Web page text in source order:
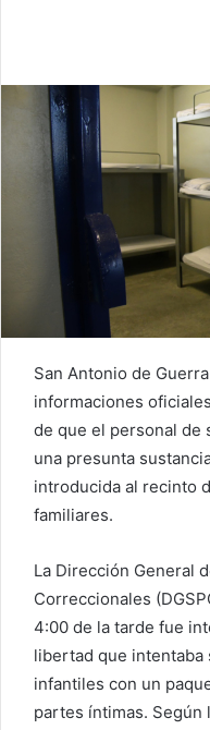
San Antonio de
informaciones
de que el personal de
una presunta
introducida al recinto
familiares.
La Dirección General
Correccionales
4:00 de la tarde fue
libertad que intentaba
infantiles con un
partes íntimas. Según